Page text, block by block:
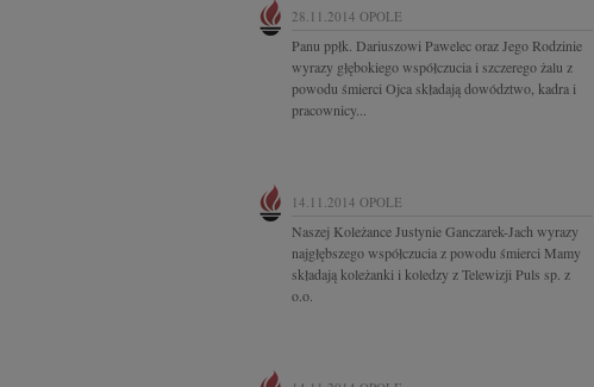
28.11.2014 OPOLE
Panu ppłk. Dariuszowi Pawelec oraz Jego Rodzinie
wyrazy głębokiego współczucia i szczerego żalu z
powodu śmierci Ojca składają dowództwo, kadra i
pracownicy...
14.11.2014 OPOLE
Naszej Koleżance Justynie Ganczarek-Jach wyrazy
najgłębszego współczucia z powodu śmierci Mamy
składają koleżanki i koledzy z Telewizji Puls sp. z
o.o.